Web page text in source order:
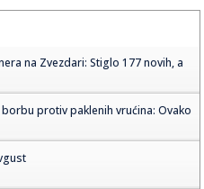
na Zvezdari: Stiglo 177 novih, a
protiv paklenih vrućina: Ovako